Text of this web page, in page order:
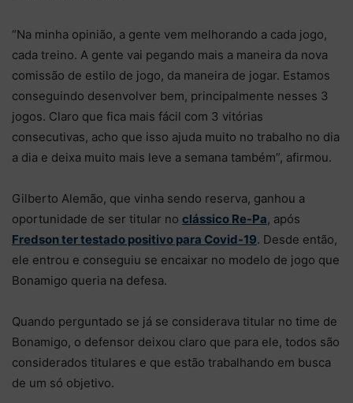
“Na minha opinião, a gente vem melhorando a cada jogo,
cada treino. A gente vai pegando mais a maneira da nova
comissão de estilo de jogo, da maneira de jogar. Estamos
conseguindo desenvolver bem, principalmente nesses 3
jogos. Claro que fica mais fácil com 3 vitórias
consecutivas, acho que isso ajuda muito no trabalho no dia
a dia e deixa muito mais leve a semana também”, afirmou.
Gilberto Alemão, que vinha sendo reserva, ganhou a
oportunidade de ser titular no clássico Re-Pa, após
Fredson ter testado positivo para Covid-19. Desde então,
ele entrou e conseguiu se encaixar no modelo de jogo que
Bonamigo queria na defesa.
Quando perguntado se já se considerava titular no time de
Bonamigo, o defensor deixou claro que para ele, todos são
considerados titulares e que estão trabalhando em busca
de um só objetivo.